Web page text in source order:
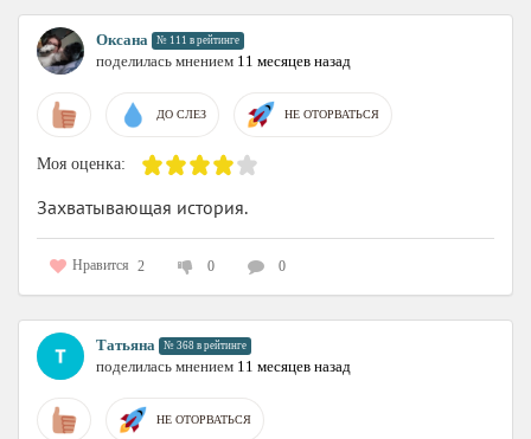
Оксана № 111 в рейтинге
поделилась мнением 11 месяцев назад
ДО СЛЕЗ НЕ ОТОРВАТЬСЯ
Моя оценка:
Захватывающая история.
Нравится 2 0 0
Татьяна № 368 в рейтинге
поделилась мнением 11 месяцев назад
НЕ ОТОРВАТЬСЯ